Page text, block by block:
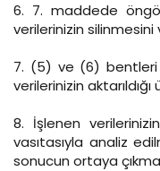
6. 7. maddede
verilerinizin
7. (5) ve (6) bentleri
verilerinizin
8. İşlenen
vasıtasıyla analiz
sonucun ortaya